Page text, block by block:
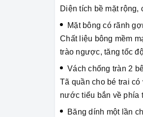
Diện tích bề mặt
Mặt bông có rãnh
Chất liệu bông mềm
trào ngược, tăng tốc
Vách chống tràn 2
Tã quần cho bé trai
nước tiểu bắn về phía
Băng dính một lần